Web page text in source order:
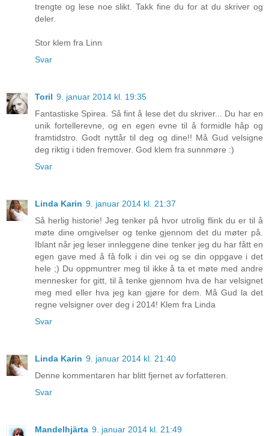
trengte og lese noe slikt. Takk fine du for at du skriver og
deler.
Stor klem fra Linn
Svar
Toril 9. januar 2014 kl. 19:35
Fantastiske Spirea. Så fint å lese det du skriver... Du har en
unik fortellerevne, og en egen evne til å formidle håp og
framtidstro. Godt nyttår til deg og dine!! Må Gud velsigne
deg riktig i tiden fremover. God klem fra sunnmøre :)
Svar
Linda Karin 9. januar 2014 kl. 21:37
Så herlig historie! Jeg tenker på hvor utrolig flink du er til å
møte dine omgivelser og tenke gjennom det du møter på.
Iblant når jeg leser innleggene dine tenker jeg du har fått en
egen gave med å få folk i din vei og se din oppgave i det
hele ;) Du oppmuntrer meg til ikke å ta et møte med andre
mennesker for gitt, til å tenke gjennom hva de har velsignet
meg med eller hva jeg kan gjøre for dem. Må Gud la det
regne velsigner over deg i 2014! Klem fra Linda
Svar
Linda Karin 9. januar 2014 kl. 21:40
Denne kommentaren har blitt fjernet av forfatteren.
Svar
Mandelhjärta 9. januar 2014 kl. 21:49